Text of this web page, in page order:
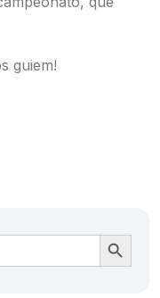
guiem!
Ir